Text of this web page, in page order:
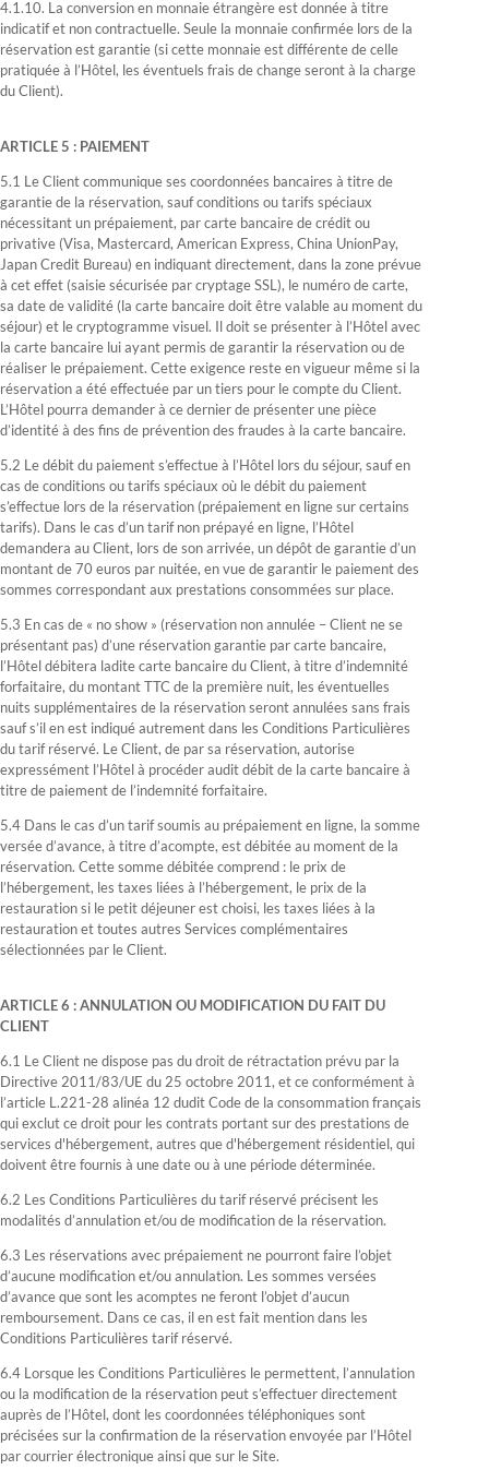
4.1.10. La conversion en monnaie étrangère est donnée à titre
indicatif et non contractuelle. Seule la monnaie confirmée lors de la
réservation est garantie (si cette monnaie est différente de celle
pratiquée à l’Hôtel, les éventuels frais de change seront à la charge
du Client).
ARTICLE 5 : PAIEMENT
5.1 Le Client communique ses coordonnées bancaires à titre de
garantie de la réservation, sauf conditions ou tarifs spéciaux
nécessitant un prépaiement, par carte bancaire de crédit ou
privative (Visa, Mastercard, American Express, China UnionPay,
Japan Credit Bureau) en indiquant directement, dans la zone prévue
à cet effet (saisie sécurisée par cryptage SSL), le numéro de carte,
sa date de validité (la carte bancaire doit être valable au moment du
séjour) et le cryptogramme visuel. Il doit se présenter à l’Hôtel avec
la carte bancaire lui ayant permis de garantir la réservation ou de
réaliser le prépaiement. Cette exigence reste en vigueur même si la
réservation a été effectuée par un tiers pour le compte du Client.
L’Hôtel pourra demander à ce dernier de présenter une pièce
d’identité à des fins de prévention des fraudes à la carte bancaire.
5.2 Le débit du paiement s’effectue à l’Hôtel lors du séjour, sauf en
cas de conditions ou tarifs spéciaux où le débit du paiement
s’effectue lors de la réservation (prépaiement en ligne sur certains
tarifs). Dans le cas d’un tarif non prépayé en ligne, l’Hôtel
demandera au Client, lors de son arrivée, un dépôt de garantie d’un
montant de 70 euros par nuitée, en vue de garantir le paiement des
sommes correspondant aux prestations consommées sur place.
5.3 En cas de « no show » (réservation non annulée – Client ne se
présentant pas) d’une réservation garantie par carte bancaire,
l’Hôtel débitera ladite carte bancaire du Client, à titre d’indemnité
forfaitaire, du montant TTC de la première nuit, les éventuelles
nuits supplémentaires de la réservation seront annulées sans frais
sauf s’il en est indiqué autrement dans les Conditions Particulières
du tarif réservé. Le Client, de par sa réservation, autorise
expressément l’Hôtel à procéder audit débit de la carte bancaire à
titre de paiement de l’indemnité forfaitaire.
5.4 Dans le cas d’un tarif soumis au prépaiement en ligne, la somme
versée d’avance, à titre d’acompte, est débitée au moment de la
réservation. Cette somme débitée comprend : le prix de
l’hébergement, les taxes liées à l’hébergement, le prix de la
restauration si le petit déjeuner est choisi, les taxes liées à la
restauration et toutes autres Services complémentaires
sélectionnées par le Client.
ARTICLE 6 : ANNULATION OU MODIFICATION DU FAIT DU
CLIENT
6.1 Le Client ne dispose pas du droit de rétractation prévu par la
Directive 2011/83/UE du 25 octobre 2011, et ce conformément à
l’article L.221-28 alinéa 12 dudit Code de la consommation français
qui exclut ce droit pour les contrats portant sur des prestations de
services d'hébergement, autres que d'hébergement résidentiel, qui
doivent être fournis à une date ou à une période déterminée.
6.2 Les Conditions Particulières du tarif réservé précisent les
modalités d’annulation et/ou de modification de la réservation.
6.3 Les réservations avec prépaiement ne pourront faire l’objet
d’aucune modification et/ou annulation. Les sommes versées
d’avance que sont les acomptes ne feront l’objet d’aucun
remboursement. Dans ce cas, il en est fait mention dans les
Conditions Particulières tarif réservé.
6.4 Lorsque les Conditions Particulières le permettent, l’annulation
ou la modification de la réservation peut s’effectuer directement
auprès de l’Hôtel, dont les coordonnées téléphoniques sont
précisées sur la confirmation de la réservation envoyée par l’Hôtel
par courrier électronique ainsi que sur le Site.